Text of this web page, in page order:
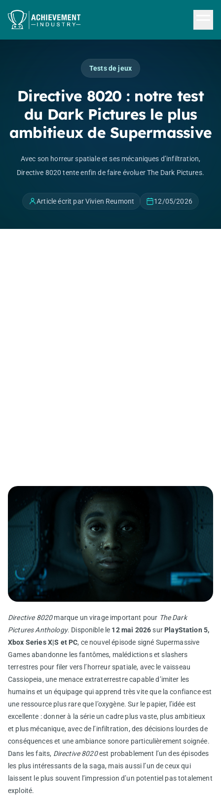
Tests de jeux
Directive 8020 : notre test
du Dark Pictures le plus
ambitieux de Supermassive
Avec son horreur spatiale et ses mécaniques d’infiltration,
Directive 8020 tente enfin de faire évoluer The Dark Pictures.
Article écrit par Vivien Reumont 12/05/2026
Directive 8020marque un virage important pour The Dark
Pictures Anthology. Disponible le 12 mai 2026sur PlayStation 5,
Xbox Series X|S et PC, ce nouvel épisode signé Supermassive
Games abandonne les fantômes, malédictions et slashers
terrestres pour filer vers l’horreur spatiale, avec le vaisseau
Cassiopeia, une menace extraterrestre capable d’imiter les
humains et un équipage qui apprend très vite que la confiance est
une ressource plus rare que l’oxygène. Sur le papier, l’idée est
excellente : donner à la série un cadre plus vaste, plus ambitieux
et plus mécanique, avec de l’infiltration, des décisions lourdes de
conséquences et une ambiance sonore particulièrement soignée.
Dans les faits, Directive 8020est probablement l’un des épisodes
les plus intéressants de la saga, mais aussi l’un de ceux qui
laissent le plus souvent l’impression d’un potentiel pas totalement
exploité.